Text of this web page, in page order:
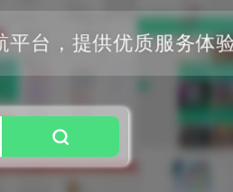
平台，提供优质服务体